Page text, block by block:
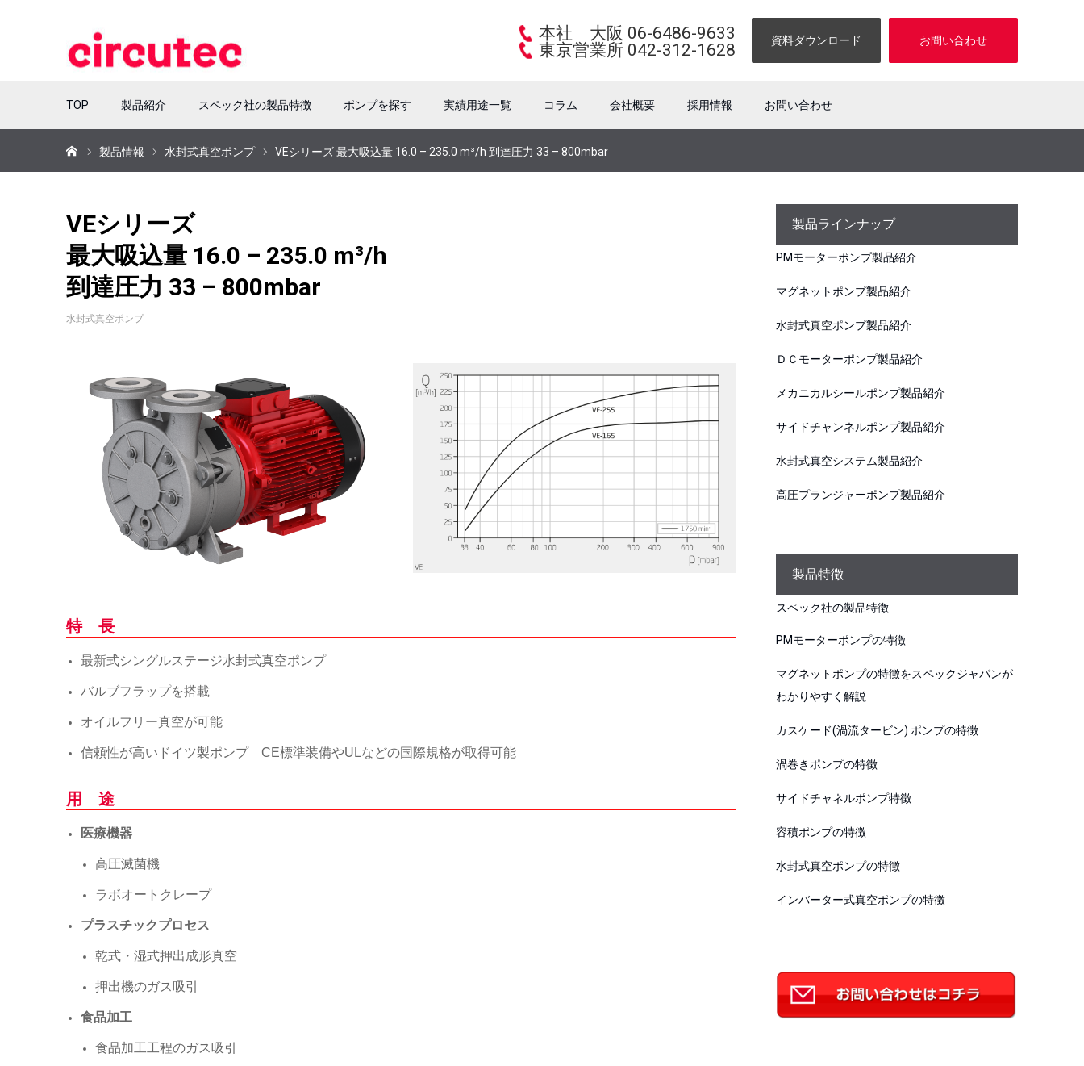
本社 大阪 06-6486-9633
東京営業所 042-312-1628
資料ダウンロード お問い合わせ
TOP 製品紹介 スペック社の製品特徴 ポンプを探す 実績用途一覧 コラム 会社概要 採用情報 お問い合わせ
製品情報 水封式真空ポンプ VEシリーズ 最大吸込量 16.0 – 235.0 m³/h 到達圧力 33 – 800mbar
VEシリーズ
最大吸込量 16.0 – 235.0 m³/h
到達圧力 33 – 800mbar
水封式真空ポンプ
特 長
最新式シングルステージ水封式真空ポンプ
バルブフラップを搭載
オイルフリー真空が可能
信頼性が高いドイツ製ポンプ CE標準装備やULなどの国際規格が取得可能
用 途
医療機器
高圧滅菌機
ラボオートクレープ
プラスチックプロセス
乾式・湿式押出成形真空
押出機のガス吸引
食品加工
食品加工工程のガス吸引
製品ラインナップ
PMモーターポンプ製品紹介
マグネットポンプ製品紹介
水封式真空ポンプ製品紹介
ＤＣモーターポンプ製品紹介
メカニカルシールポンプ製品紹介
サイドチャンネルポンプ製品紹介
水封式真空システム製品紹介
高圧プランジャーポンプ製品紹介
製品特徴
スペック社の製品特徴
PMモーターポンプの特徴
マグネットポンプの特徴をスペックジャパンが
わかりやすく解説
カスケード(渦流タービン) ポンプの特徴
渦巻きポンプの特徴
サイドチャネルポンプ特徴
容積ポンプの特徴
水封式真空ポンプの特徴
インバーター式真空ポンプの特徴